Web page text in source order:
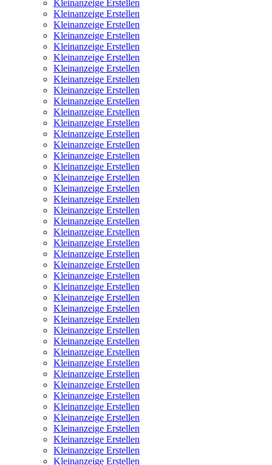
Kleinanzeige Erstellen
Kleinanzeige Erstellen
Kleinanzeige Erstellen
Kleinanzeige Erstellen
Kleinanzeige Erstellen
Kleinanzeige Erstellen
Kleinanzeige Erstellen
Kleinanzeige Erstellen
Kleinanzeige Erstellen
Kleinanzeige Erstellen
Kleinanzeige Erstellen
Kleinanzeige Erstellen
Kleinanzeige Erstellen
Kleinanzeige Erstellen
Kleinanzeige Erstellen
Kleinanzeige Erstellen
Kleinanzeige Erstellen
Kleinanzeige Erstellen
Kleinanzeige Erstellen
Kleinanzeige Erstellen
Kleinanzeige Erstellen
Kleinanzeige Erstellen
Kleinanzeige Erstellen
Kleinanzeige Erstellen
Kleinanzeige Erstellen
Kleinanzeige Erstellen
Kleinanzeige Erstellen
Kleinanzeige Erstellen
Kleinanzeige Erstellen
Kleinanzeige Erstellen
Kleinanzeige Erstellen
Kleinanzeige Erstellen
Kleinanzeige Erstellen
Kleinanzeige Erstellen
Kleinanzeige Erstellen
Kleinanzeige Erstellen
Kleinanzeige Erstellen
Kleinanzeige Erstellen
Kleinanzeige Erstellen
Kleinanzeige Erstellen
Kleinanzeige Erstellen
Kleinanzeige Erstellen
Kleinanzeige Erstellen